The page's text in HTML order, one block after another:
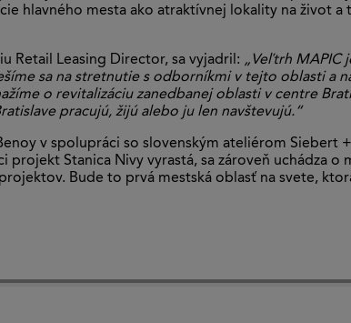
hlavného mesta ako atraktívnej lokality na život
Retail Leasing Director, sa vyjadril: „Veľtrh MAPIC
sa na stretnutie s odborníkmi v tejto oblasti a
o revitalizáciu zanedbanej oblasti v centre
pracujú, žijú alebo ju len navštevujú.“
v spolupráci so slovenským ateliérom Siebert
Stanica Nivy vyrastá, sa zároveň uchádza
Bude to prvá mestská oblasť na svete,